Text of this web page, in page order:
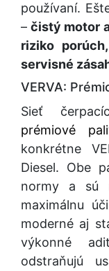
používaní.
–čistý motor
riziko
servisné
VERVA:
Sieť
prémiové
konkrétne
Diesel. Obe
normy a sú
maximálnu
moderné aj
výkonné
odstraňujú